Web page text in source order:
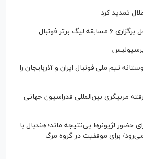
تمدید کرد
لیگ برتر فوتبال
پرسپولیس
تیم ملی فوتبال ایران و آذربایجان را
مربیگری بین‌المللی فدراسیون جهانی
حضور لژیونر‌ها بی‌نتیجه ماند؛ هندبال با
برای موفقیت در گروه مرگ